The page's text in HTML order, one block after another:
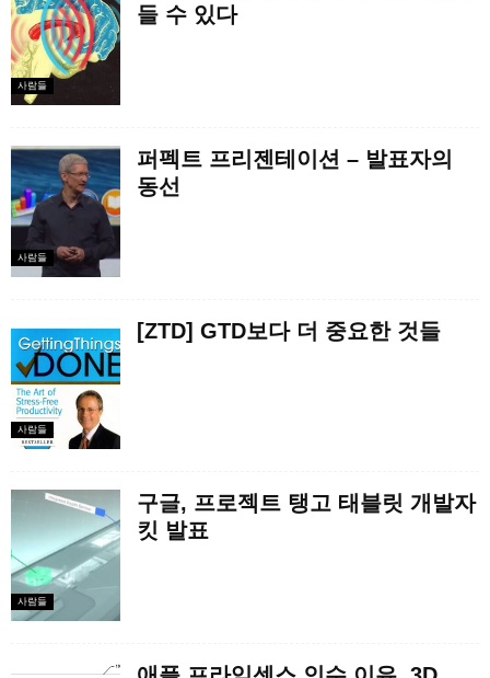
사람들
들 수 있다
사람들
퍼펙트 프리젠테이션 – 발표자의
동선
사람들
[ZTD] GTD보다 더 중요한 것들
사람들
구글, 프로젝트 탱고 태블릿 개발자
킷 발표